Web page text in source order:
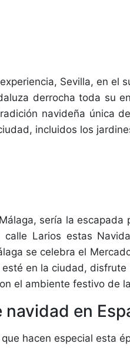
Sevilla, en el
derrocha toda su
navideña única
incluidos los
sería la escapada
Larios estas
se celebra el
en la ciudad, disfrute
el ambiente festivo de
en
hacen especial esta